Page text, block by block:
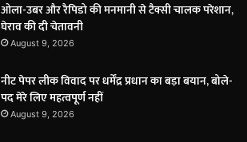
ओला-उबर और रैपिडो की मनमानी से टैक्सी चालक परेशान,
घेराव की दी चेतावनी
August 9, 2026
नीट पेपर लीक विवाद पर धर्मेंद्र प्रधान का बड़ा बयान, बोले-
पद मेरे लिए महत्वपूर्ण नहीं
August 9, 2026